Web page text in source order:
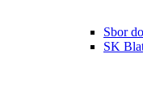
Sbor
SK